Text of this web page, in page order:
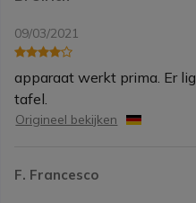
09/03/2021
apparaat werkt prima. Er
tafel.
Origineel bekijken
F. Francesco